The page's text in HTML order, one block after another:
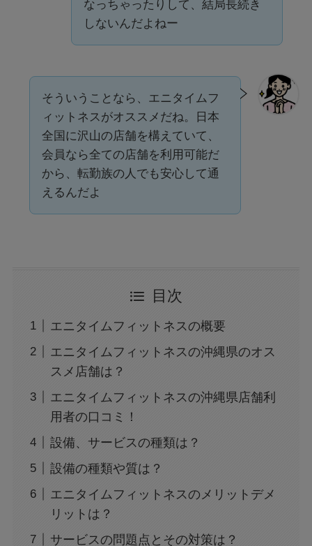
なっちゃったりして、結局長続き
しないんだよねー
そういうことなら、エニタイムフ
ィットネスがオススメだね。日本
全国に沢山の店舗を構えていて、
会員なら全ての店舗を利用可能だ
から、転勤族の人でも安心して通
えるんだよ
目次
エニタイムフィットネスの概要
エニタイムフィットネスの沖縄県のオス
スメ店舗は？
エニタイムフィットネスの沖縄県店舗利
用者の口コミ！
設備、サービスの種類は？
設備の種類や質は？
エニタイムフィットネスのメリットデメ
リットは？
サービスの問題点とその対策は？